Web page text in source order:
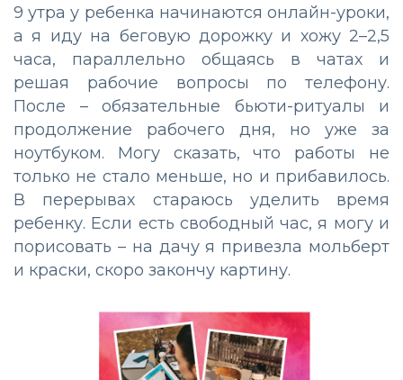
9 утра у ребенка начинаются онлайн-уроки,
а я иду на беговую дорожку и хожу 2–2,5
часа, параллельно общаясь в чатах и
решая рабочие вопросы по телефону.
После – обязательные бьюти-ритуалы и
продолжение рабочего дня, но уже за
ноутбуком. Могу сказать, что работы не
только не стало меньше, но и прибавилось.
В перерывах стараюсь уделить время
ребенку. Если есть свободный час, я могу и
порисовать – на дачу я привезла мольберт
и краски, скоро закончу картину.